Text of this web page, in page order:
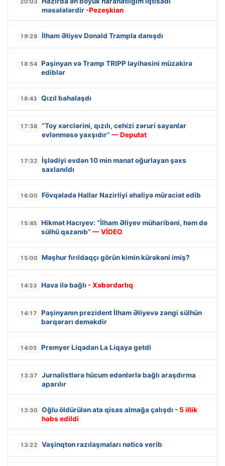
məsələlərdir -Pezeşkian
19:28 İlham Əliyev Donald Trampla danışdı
18:54 Paşinyan və Tramp TRIPP layihəsini müzakirə
ediblər
18:43 Qızıl bahalaşdı
17:38
“Toy xərclərini, qızılı, cehizi zəruri sayanlar
evlənməsə yaxşıdır” — Deputat
17:32
İşlədiyi evdən 10 min manat oğurlayan şəxs
saxlanıldı
16:00 Fövqəladə Hallar Nazirliyi əhaliyə müraciət edib
15:45
Hikmət Hacıyev: “İlham Əliyev müharibəni, həm də
sülhü qazanıb” — VİDEO
15:00 Məşhur fırıldaqçı görün kimin kürəkəni imiş?
14:33 Hava ilə bağlı - Xəbərdarlıq
14:17
Paşinyanın prezident İlham Əliyevə zəngi sülhün
bərqərarı deməkdir
14:05 Premyer Liqadan La Liqaya getdi
13:37
Jurnalistlərə hücum edənlərlə bağlı araşdırma
aparılır
13:30 Oğlu öldürülən ata qisas almağa çalışdı - 5 illik
həbs edildi
13:22 Vaşinqton razılaşmaları nəticə verib